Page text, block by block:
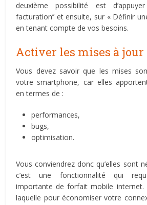
deuxième possibilité est
facturation’’ et ensuite, sur « Définir
en tenant compte de vos besoins.
Activer les mises à
Vous devez savoir que les mises
votre smartphone, car elles
en termes de :
performances,
bugs,
optimisation.
Vous conviendrez donc qu’elles sont
c’est une fonctionnalité qui
importante de forfait mobile internet.
laquelle pour économiser votre